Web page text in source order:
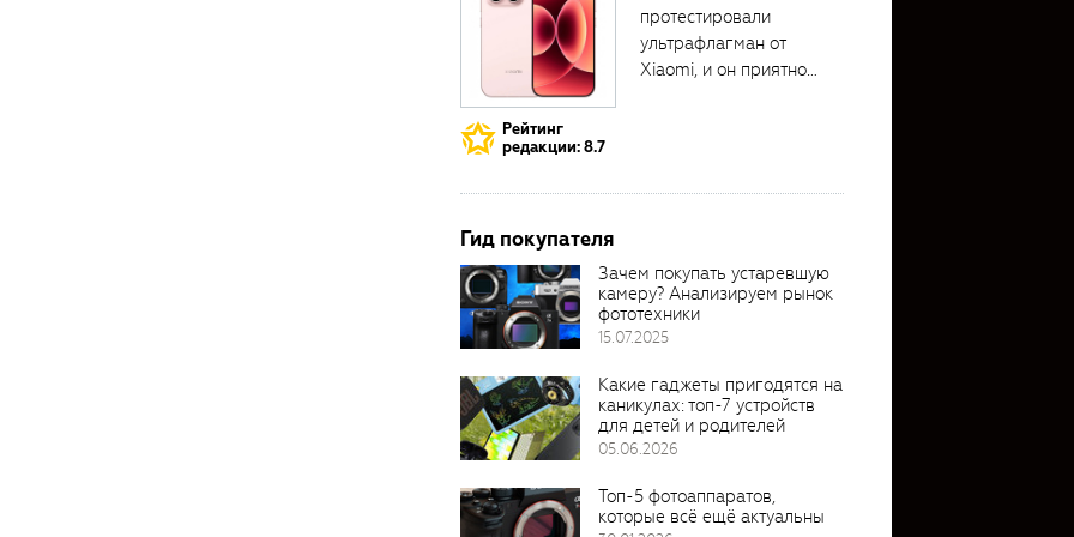
Рейтинг
редакции: 8.7
протестировали
ультрафлагман от
Xiaomi, и он приятно
Гид покупателя
Зачем покупать устаревшую
камеру? Анализируем рынок
фототехники
15.07.2025
Какие гаджеты пригодятся на
каникулах: топ-7 устройств
для детей и родителей
05.06.2026
Топ-5 фотоаппаратов,
которые всё ещё актуальны